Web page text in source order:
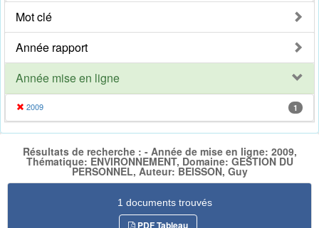
Mot clé
Année rapport
Année mise en ligne
2009 1
Résultats de recherche : - Année de mise en ligne: 2009,
Thématique: ENVIRONNEMENT, Domaine: GESTION DU
PERSONNEL, Auteur: BEISSON, Guy
1 documents trouvés
PDF Tableau